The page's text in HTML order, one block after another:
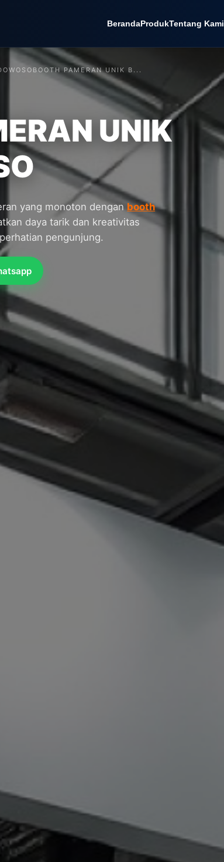
BerandaProdukTentang Kami
BOOTH PAMERAN UNIK B...
UNIK
yang monoton dengan booth
daya tarik dan kreativitas
pengunjung.